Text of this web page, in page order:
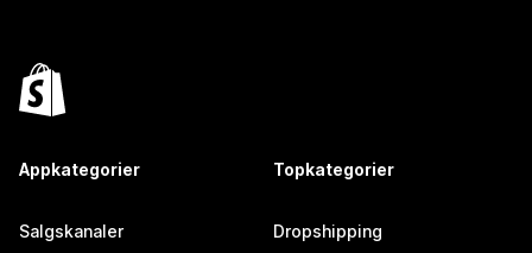
Appkategorier
Salgskanaler
Topkategorier
Dropshipping